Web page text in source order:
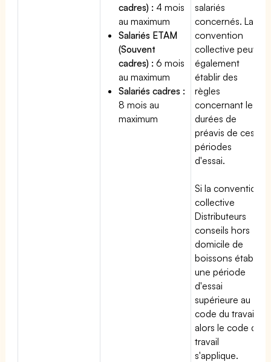
cadres) : 4 mois
au maximum
Salariés ETAM
(Souvent
cadres) : 6 mois
au maximum
Salariés cadres :
8 mois au
maximum
salariés
concernés. La
convention
collective peut
également
établir des
règles
concernant les
durées de
préavis de ces
périodes
d'essai.
Si la convention
collective
Distributeurs
conseils hors
domicile de
boissons établit
une période
d'essai
supérieure au
code du travail,
alors le code du
travail
s'applique.